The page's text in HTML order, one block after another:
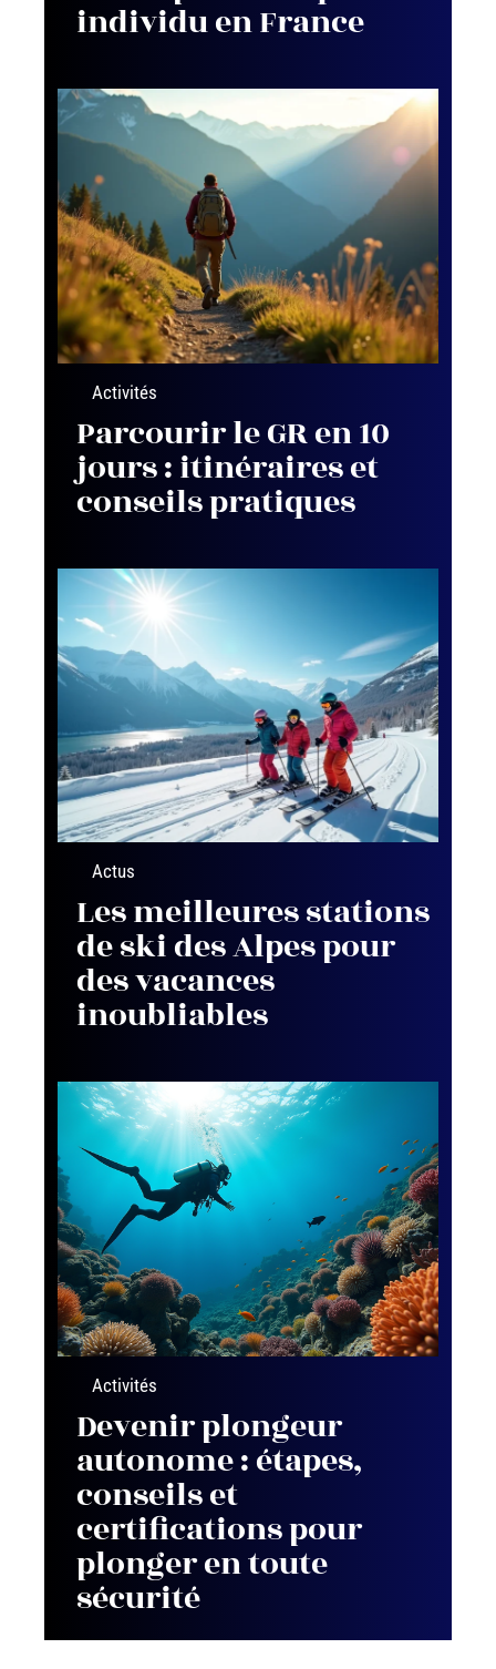
individu en France
Activités
Parcourir le GR en 10
jours : itinéraires et
conseils pratiques
Actus
Les meilleures stations
de ski des Alpes pour
des vacances
inoubliables
Activités
Devenir plongeur
autonome : étapes,
conseils et
certifications pour
plonger en toute
sécurité